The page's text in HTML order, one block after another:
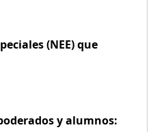
(NEE) que
y alumnos: